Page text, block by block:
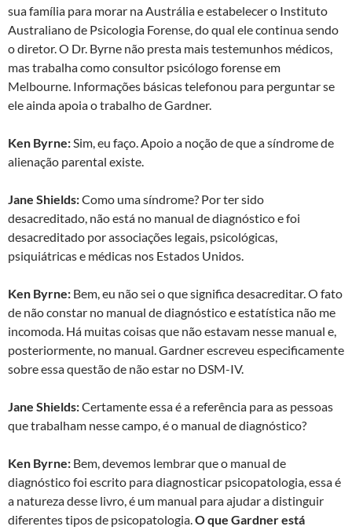
sua família para morar na Austrália e estabelecer o Instituto
Australiano de Psicologia Forense, do qual ele continua sendo
o diretor. O Dr. Byrne não presta mais testemunhos médicos,
mas trabalha como consultor psicólogo forense em
Melbourne. Informações básicas telefonou para perguntar se
ele ainda apoia o trabalho de Gardner.
Ken Byrne:Sim, eu faço. Apoio a noção de que a síndrome de
alienação parental existe.
Jane Shields:Como uma síndrome? Por ter sido
desacreditado, não está no manual de diagnóstico e foi
desacreditado por associações legais, psicológicas,
psiquiátricas e médicas nos Estados Unidos.
Ken Byrne: Bem, eu não sei o que significa desacreditar. O fato
de não constar no manual de diagnóstico e estatística não me
incomoda. Há muitas coisas que não estavam nesse manual e,
posteriormente, no manual. Gardner escreveu especificamente
sobre essa questão de não estar no DSM-IV.
Jane Shields:Certamente essa é a referência para as pessoas
que trabalham nesse campo, é o manual de diagnóstico?
Ken Byrne: Bem, devemos lembrar que o manual de
diagnóstico foi escrito para diagnosticar psicopatologia, essa é
a natureza desse livro, é um manual para ajudar a distinguir
diferentes tipos de psicopatologia.O que Gardner está